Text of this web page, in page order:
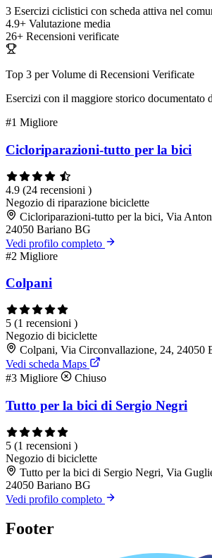
3 Esercizi ciclistici con scheda attiva nel
4.9+ Valutazione media
26+ Recensioni verificate
Top 3 per Volume di Recensioni Verificate
Esercizi con il maggiore storico documentato
#1 Migliore
Cicloriparazioni-tutto per la bici
4.9 (24 recensioni )
Negozio di riparazione biciclette
Cicloriparazioni-tutto per la bici, Via
24050 Bariano BG
Vedi profilo completo
#2 Migliore
Colpani
5 (1 recensioni )
Negozio di biciclette
Colpani, Via Circonvallazione, 24, 24050
Vedi scheda Maps
#3 Migliore Chiuso
Tutto per la bici di Sergio Negri
5 (1 recensioni )
Negozio di biciclette
Tutto per la bici di Sergio Negri, Via
24050 Bariano BG
Vedi profilo completo
Footer